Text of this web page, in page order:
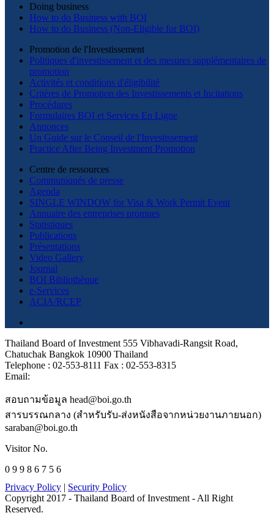
Doing business
How to do Business with BOI
How to do Business (Non-Eligible for BOI)
Promotion de l'Investissement
Politiques d'investissement et des mesures supplémentaires de
promotion
Activités et conditions d'éligibilité
Critères de Promotion des Investissements et Incitations
Procédures
Formulaires BOI et Services En Ligne
Annonces
Un Guide sur le Conseil de l'Investissement
Practice After Being Investment Promotion
Centre de ressources
Communiqués de presse
Agenda
SINGLE WINDOW for Visa & Work Permit Event
Annuaire des entreprises promues
Statistiques
Publications
Présentations
Video Gallery
Journal
BOI Bibliothèque
e-Services
ACIA/RCEP
Thailand Board of Investment 555 Vibhavadi-Rangsit Road,
Chatuchak Bangkok 10900 Thailand
Telephone : 02-553-8111 Fax : 02-553-8315
Email:
สอบถามข้อมูล head@boi.go.th
สารบรรณกลาง (สำหรับรับ-ส่งหนังสือจากหน่วยงานภายนอก)
saraban@boi.go.th
Visitor No.
0 9 9 8 6 7 5 6
Privacy Policy | Security Policy
Copyright 2017 - Thailand Board of Investment - All Right
Reserved.